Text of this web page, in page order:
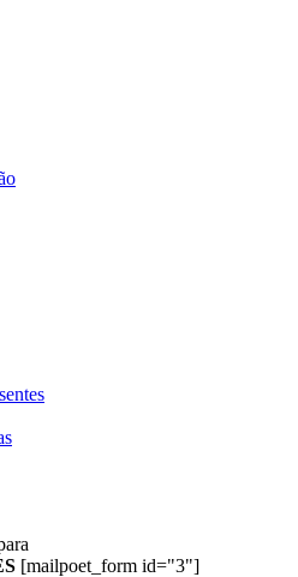
[mailpoet_form id="3"]